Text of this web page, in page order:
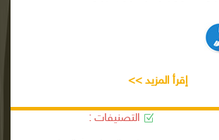
إقرأ المزيد >>
التصنيفات :